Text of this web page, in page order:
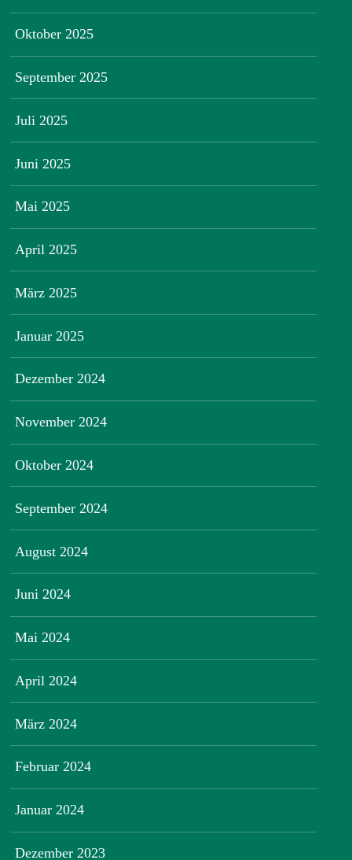
Oktober 2025
September 2025
Juli 2025
Juni 2025
Mai 2025
April 2025
März 2025
Januar 2025
Dezember 2024
November 2024
Oktober 2024
September 2024
August 2024
Juni 2024
Mai 2024
April 2024
März 2024
Februar 2024
Januar 2024
Dezember 2023